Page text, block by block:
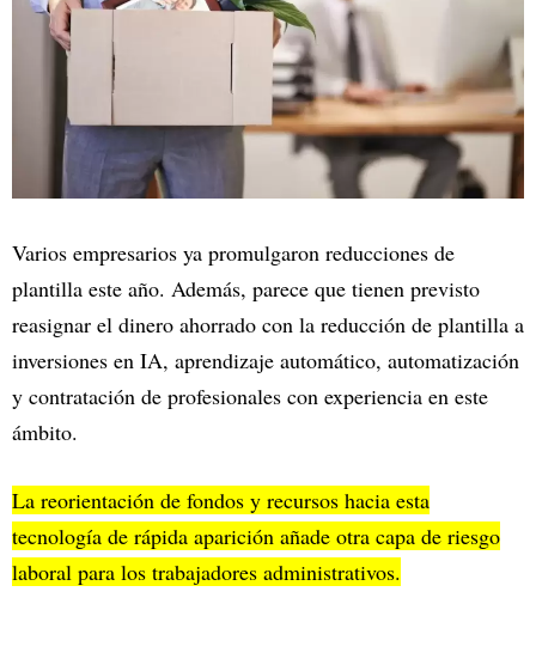
Varios empresarios ya promulgaron reducciones de
plantilla este año. Además, parece que tienen previsto
reasignar el dinero ahorrado con la reducción de plantilla a
inversiones en IA, aprendizaje automático, automatización
y contratación de profesionales con experiencia en este
ámbito.
La reorientación de fondos y recursos hacia esta
tecnología de rápida aparición añade otra capa de riesgo
laboral para los trabajadores administrativos.